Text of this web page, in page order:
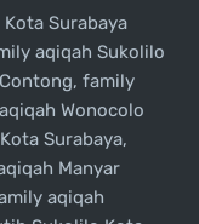
Surabaya
aqiqah Sukolilo
family
Wonocolo
Surabaya,
Manyar
aqiqah